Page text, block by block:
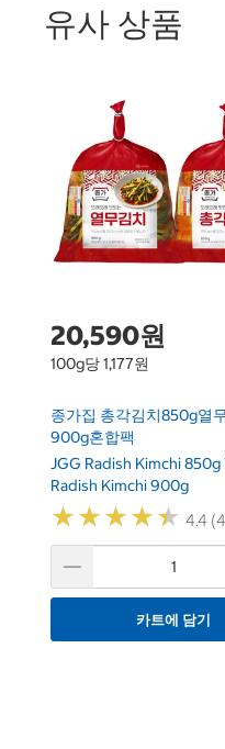
유사 상품
20,590원
100g당 1,177원
종가집 총각김치850g열
900g혼합팩
JGG Radish Kimchi 850g
Radish Kimchi 900g
★★★★★
★★★★★ 4.4
카트에 담기